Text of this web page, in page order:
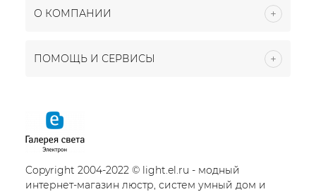
О КОМПАНИИ
ПОМОЩЬ И СЕРВИСЫ
Copyright 2004-2022 © light.el.ru - модный
интернет-магазин люстр, систем умный дом и